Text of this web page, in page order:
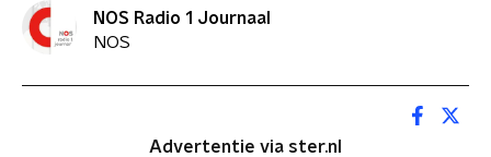
NOS Radio 1 Journaal
NOS
Advertentie via ster.nl